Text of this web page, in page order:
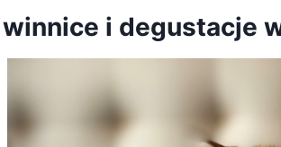
winnice i degustacje